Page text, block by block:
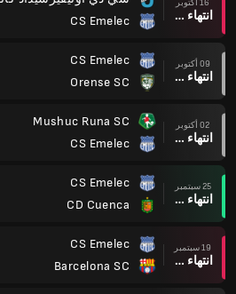
16 أكتوبر
انتهاء وقت المباراة
CS Emelec
09 أكتوبر
انتهاء وقت المباراة
CS Emelec
Orense SC
02 أكتوبر
انتهاء وقت المباراة
Mushuc Runa SC
CS Emelec
25 سبتمبر
انتهاء وقت المباراة
CS Emelec
CD Cuenca
19 سبتمبر
انتهاء وقت المباراة
CS Emelec
Barcelona SC